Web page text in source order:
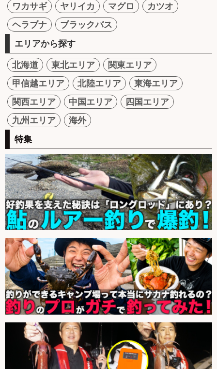
ワカサギ
ヤリイカ マグロ
カツオ
ヘラブナ
ブラックバス
エリアから探す
北海道 東北エリア
関東エリア
甲信越エリア
北陸エリア
東海エリア
関西エリア
中国エリア
四国エリア
九州エリア
海外
特集